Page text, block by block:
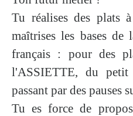
Tu réalises des plats
maîtrises les bases
français : pour des
l'ASSIETTE, du petit
passant par des pauses
Tu es force de